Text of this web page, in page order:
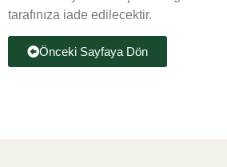
tarafınıza iade edilecektir.
Önceki Sayfaya Dön